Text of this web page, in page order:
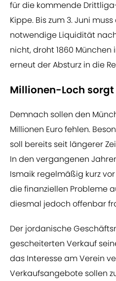
für die kommende
Kippe. Bis zum 3. Juni
notwendige Liquidität
nicht, droht 1860
erneut der Absturz in die
Millionen-Loch
Demnach sollen den
Millionen Euro fehlen.
soll bereits seit längerer
In den vergangenen
Ismaik regelmäßig kurz
die finanziellen Probleme
diesmal jedoch offenbar
Der jordanische
gescheiterten Verkauf
das Interesse am Verein
Verkaufsangebote sollen